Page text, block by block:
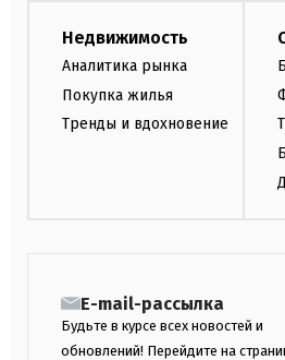
Недвижимость
Аналитика рынка
Покупка жилья
Тренды и вдохновение
E-mail-рассылка
Будьте в курсе всех новостей и
обновлений! Перейдите на